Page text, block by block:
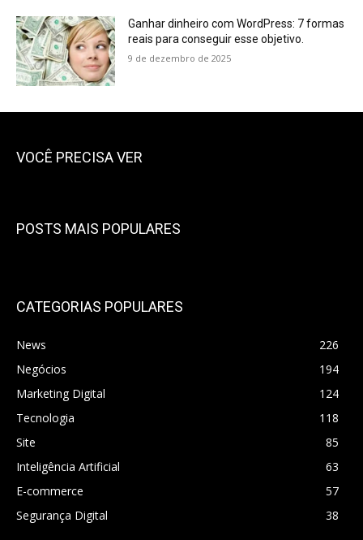
Ganhar dinheiro com WordPress: 7 formas
reais para conseguir esse objetivo.
9 de dezembro de 2025
VOCÊ PRECISA VER
POSTS MAIS POPULARES
CATEGORIAS POPULARES
News
226
Negócios
194
Marketing Digital
124
Tecnologia
118
Site
85
Inteligência Artificial
63
E-commerce
57
Segurança Digital
38